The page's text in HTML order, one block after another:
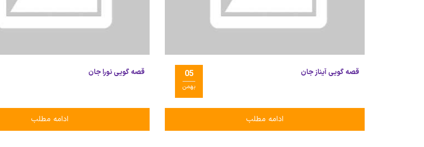
05
بهمن
قصه گویی آیناز جان
ادامه مطلب
قصه گویی نورا جان
ادامه مطلب